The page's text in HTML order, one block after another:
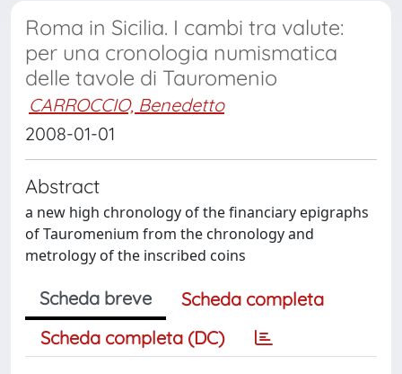
Roma in Sicilia. I cambi tra valute:
per una cronologia numismatica
delle tavole di Tauromenio
CARROCCIO, Benedetto
2008-01-01
Abstract
a new high chronology of the financiary epigraphs
of Tauromenium from the chronology and
metrology of the inscribed coins
Scheda breve
Scheda completa
Scheda completa (DC)